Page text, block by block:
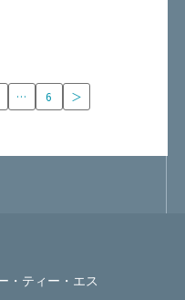
… 6 ＞